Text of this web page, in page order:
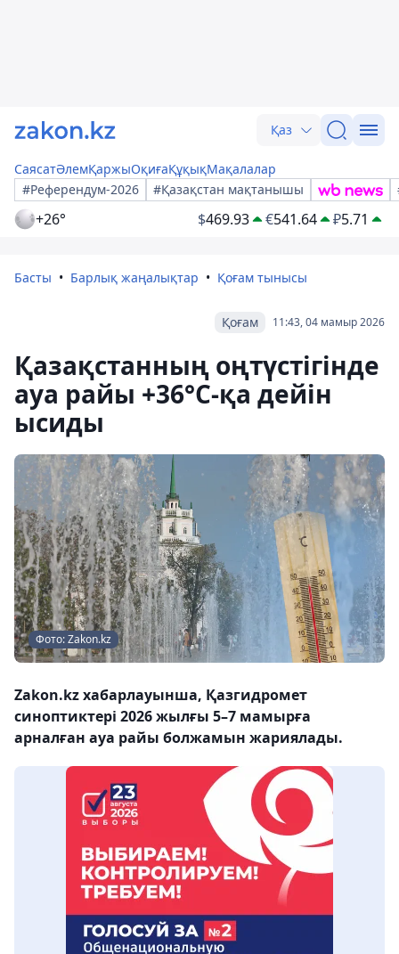
Қаз
СаясатӘлемҚаржыОқиғаҚұқықМақалалар
#Референдум-2026
#Қазақстан мақтанышы
+26° $469.93 €541.64 ₽5.71
Басты Барлық жаңалықтар Қоғам тынысы
11:43, 04 мамыр 2026
Қоғам
Қазақстанның оңтүстігінде
ауа райы +36°C-қа дейін
ысиды
Фото: Zakon.kz
Zakon.kz хабарлауынша, Қазгидромет
синоптиктері 2026 жылғы 5–7 мамырға
арналған ауа райы болжамын жариялады.